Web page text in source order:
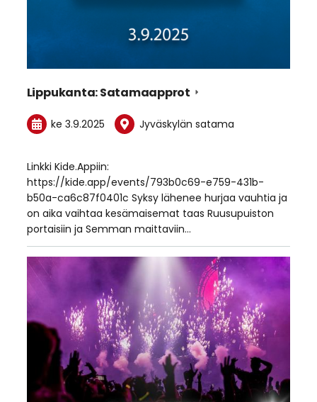
Lippukanta: Satamaapprot
ke 3.9.2025 Jyväskylän satama
Linkki Kide.Appiin:
https://kide.app/events/793b0c69-e759-431b-
b50a-ca6c87f0401c Syksy lähenee hurjaa vauhtia ja
on aika vaihtaa kesämaisemat taas Ruusupuiston
portaisiin ja Semman maittaviin…